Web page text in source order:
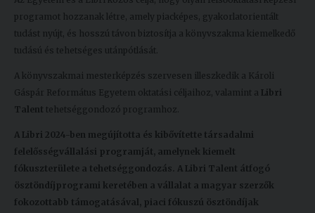
programot hozzanak létre, amely piacképes, gyakorlatorientált
tudást nyújt, és hosszú távon biztosítja a könyvszakma kiemelkedő
tudású és tehetséges utánpótlását.
A könyvszakmai mesterképzés szervesen illeszkedik a Károli
Gáspár Református Egyetem oktatási céljaihoz, valamint a Libri
Talent tehetséggondozó programhoz.
A Libri 2024-ben megújította és kibővítette társadalmi
felelősségvállalási programját, amelynek kiemelt
fókuszterülete a tehetséggondozás. A Libri Talent átfogó
ösztöndíjprogrami keretében a vállalat a magyar szerzők
fokozottabb támogatásával, piaci fókuszú ösztöndíjak